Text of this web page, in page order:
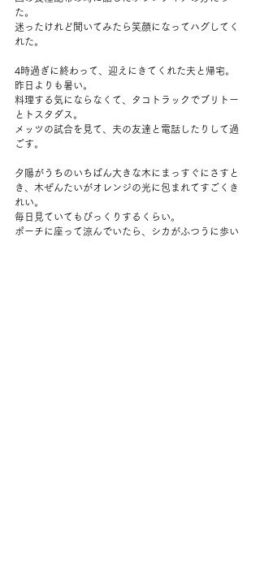
た。
迷ったけれど聞いてみたら笑顔になってハグしてく
れた。
4時過ぎに終わって、迎えにきてくれた夫と帰宅。
昨日よりも暑い。
料理する気にならなくて、タコトラックでブリトー
とトスタダス。
メッツの試合を見て、夫の友達と電話したりして過
ごす。
夕陽がうちのいちばん大きな木にまっすぐにさすと
き、木ぜんたいがオレンジの光に包まれてすごくき
れい。
毎日見ていてもびっくりするくらい。
ポーチに座って涼んでいたら、シカがふつうに歩い